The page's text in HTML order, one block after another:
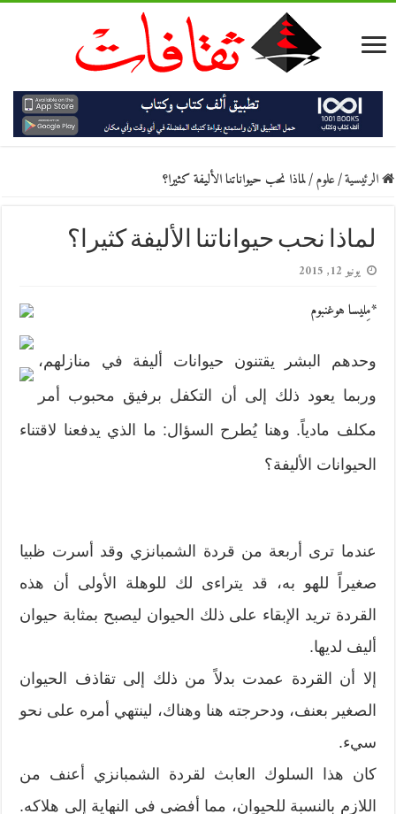
الرئيسية/علوم/لماذا نحب حيواناتنا الأليفة كثيرا؟
لماذا نحب حيواناتنا الأليفة كثيرا؟
يونيو 12, 2015
*مِليسا هوغنبوم
وحدهم البشر يقتنون حيوانات أليفة في منازلهم،
وربما يعود ذلك إلى أن التكفل برفيق محبوب أمر
مكلف مادياً. وهنا يُطرح السؤال: ما الذي يدفعنا لاقتناء
الحيوانات الأليفة؟
عندما ترى أربعة من قردة الشمبانزي وقد أسرت ظبيا
صغيراً للهو به، قد يتراءى لك للوهلة الأولى أن هذه
القردة تريد الإبقاء على ذلك الحيوان ليصبح بمثابة حيوان
أليف لديها.
إلا أن القردة عمدت بدلاً من ذلك إلى تقاذف الحيوان
الصغير بعنف، ودحرجته هنا وهناك، لينتهي أمره على نحو
سيء.
كان هذا السلوك العابث لقردة الشمبانزي أعنف من
اللازم بالنسبة للحيوان، مما أفضى في النهاية إلى هلاكه.